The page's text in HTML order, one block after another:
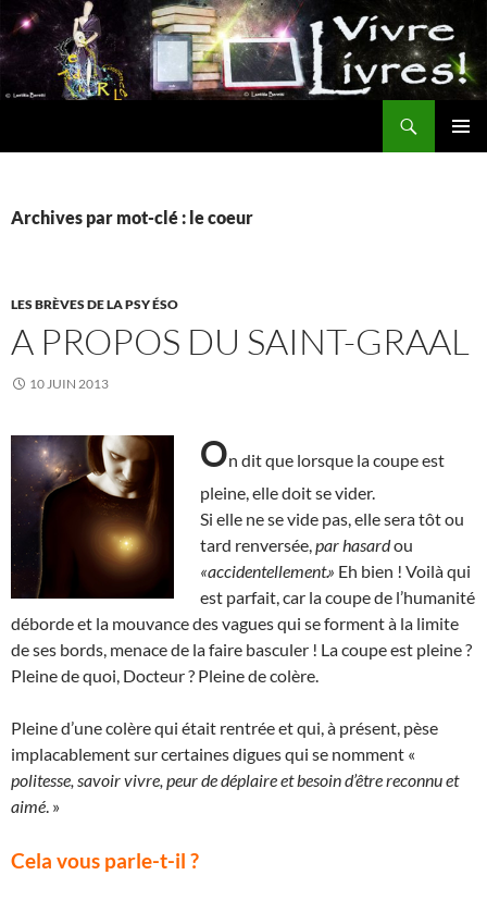
Aller
au
contenu
Archives par mot-clé : le coeur
LES BRÈVES DE LA PSY ÉSO
A PROPOS DU SAINT-GRAAL
10 JUIN 2013
On dit que lorsque la coupe est
pleine, elle doit se vider.
Si elle ne se vide pas, elle sera tôt ou
tard renversée, par hasardou
«accidentellement.» Eh bien ! Voilà qui
est parfait, car la coupe de l’humanité
déborde et la mouvance des vagues qui se forment à la limite
de ses bords, menace de la faire basculer ! La coupe est pleine ?
Pleine de quoi, Docteur ? Pleine de colère.
Pleine d’une colère qui était rentrée et qui, à présent, pèse
implacablement sur certaines digues qui se nomment «
politesse, savoir vivre, peur de déplaire et besoin d’être reconnu et
aimé . »
Cela vous parle-t-il ?